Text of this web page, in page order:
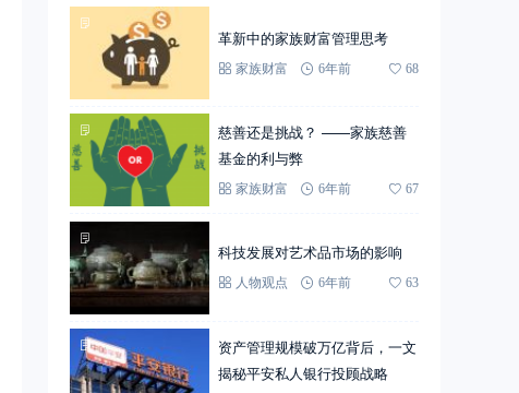
革新中的家族财富管理思考
家族财富 6年前 68
慈善还是挑战？ ——家族慈善
基金的利与弊
家族财富 6年前 67
科技发展对艺术品市场的影响
人物观点 6年前 63
资产管理规模破万亿背后，一文
揭秘平安私人银行投顾战略